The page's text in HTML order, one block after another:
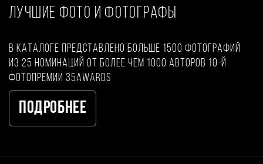
ЛУЧШИЕ ФОТО И ФОТОГРАФЫ
В каталоге представлено больше 1500 фотографий
из 25 номинаций от более чем 1000 авторов 10-й
фотопремии 35AWARDS
Подробнее